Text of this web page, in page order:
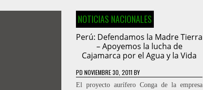
NOTICIAS NACIONALES
Perú: Defendamos la Madre Tierra
– Apoyemos la lucha de
Cajamarca por el Agua y la Vida
PD NOVIEMBRE 30, 2011 BY
El proyecto aurífero Conga de la empresa